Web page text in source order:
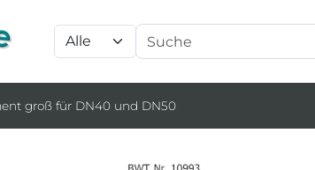
groß für DN40 und DN50